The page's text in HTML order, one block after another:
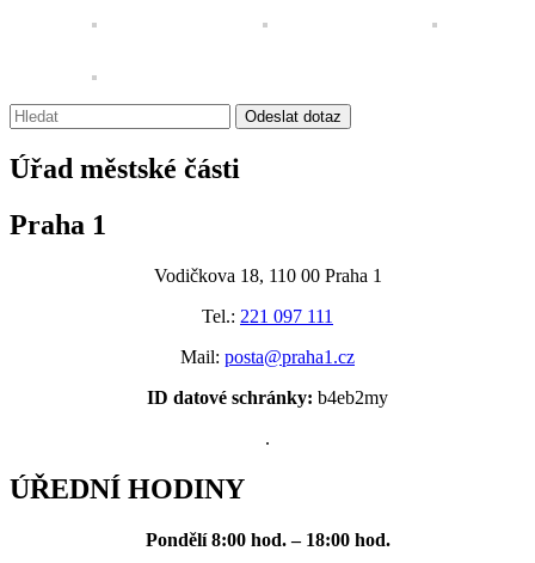
Vyhledávání: Odeslat dotaz
Úřad městské části
Praha 1
Vodičkova 18, 110 00 Praha 1
Tel.: 221 097 111
Mail: posta@praha1.cz
ID datové schránky: b4eb2my
.
ÚŘEDNÍ HODINY
Pondělí 8:00 hod. – 18:00 hod.